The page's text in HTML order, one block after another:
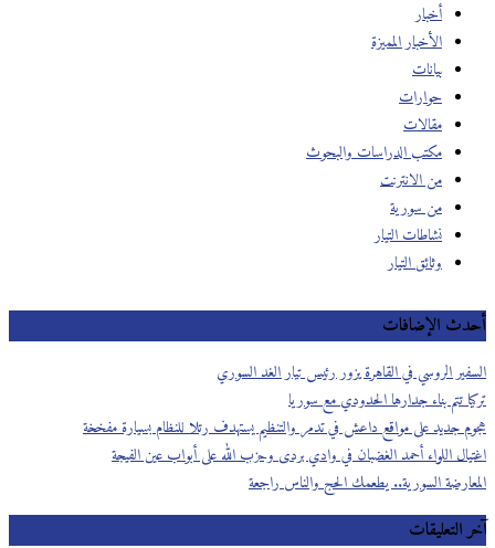
أخبار
الأخبار المميزة
بيانات
حوارات
مقالات
مكتب الدراسات والبحوث
من الانترنت
من سورية
نشاطات التيار
وثائق التيار
أحدث الإضافات
السفير الروسي في القاهرة يزور رئيس تيار الغد السوري
تركيا تتم بناء جدارها الحدودي مع سوريا
هجوم جديد على مواقع داعش في تدمر والتنظيم يستهدف رتلا للنظام بسيارة مفخخة
اغتيال اللواء أحمد الغضبان في وادي بردى وحزب الله على أبواب عين الفيجة
المعارضة السورية.. يطعمك الحج والناس راجعة
آخر التعليقات